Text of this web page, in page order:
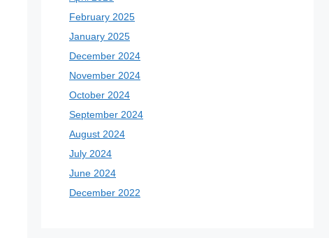
February 2025
January 2025
December 2024
November 2024
October 2024
September 2024
August 2024
July 2024
June 2024
December 2022